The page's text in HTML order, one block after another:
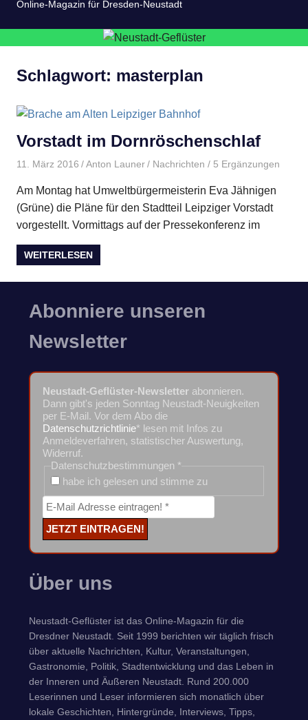
Online-Magazin für Dresden-Neustadt
Schlagwort: masterplan
Vorstadt im Dornröschenschlaf
11. März 2016 Anton Launer Nachrichten / 5 Ergänzungen
Am Montag hat Umweltbürgermeisterin Eva Jähnigen
(Grüne) die Pläne für den Stadtteil Leipziger Vorstadt
vorgestellt. Vormittags auf der Pressekonferenz im
WEITERLESEN
Abonniere unseren
Newsletter
Neustadt-Geflüster-Newsletter abonnieren.
Dann gibt's jeden Sonntag Neustadt-Neuigkeiten
per E-Mail. Vor dem Abo die
Datenschutzrichtlinie* lesen mit Infos zu
Anmeldeverfahren, statistischer Auswertung,
Widerruf.
Datenschutzbestimmungen *
habe ich gelesen und stimme zu
Über uns
Neustadt-Geflüster ist das Online-Magazin für die
Dresdner Neustadt. Seit 1999 berichten wir täglich frisch
über aktuelle Nachrichten, Kultur, Veranstaltungen,
Gastronomie, Politik, Stadtentwicklung und das Leben in
der Inneren und Äußeren Neustadt. Rund 200.000
Leserinnen und Leser informieren sich monatlich über
lokale Geschichten, Hintergründe, Interviews, Tipps,